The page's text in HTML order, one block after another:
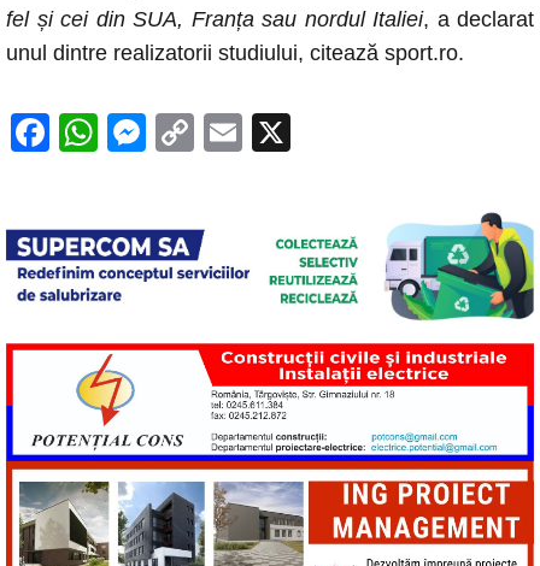
fel și cei din SUA, Franța sau nordul Italiei, a declarat
unul dintre realizatorii studiului, citează sport.ro.
F
e
b
o
W
s
A
p
M
e
n
er
C
y
Li
k
E